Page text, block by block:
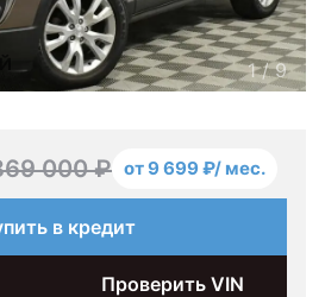
1/9
000 ₽ от 9 699 ₽/ мес.
в кредит
Проверить VIN